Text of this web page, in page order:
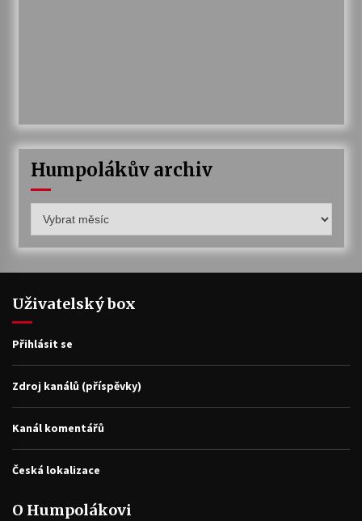
Humpolákův archiv
archiv
Uživatelský box
Přihlásit se
Zdroj kanálů (příspěvky)
Kanál komentářů
Česká lokalizace
O Humpolákovi